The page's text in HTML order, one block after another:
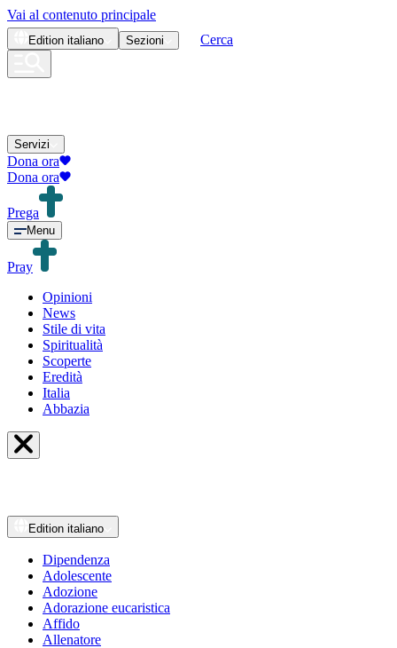
Vai al contenuto principale
Edition italiano Sezioni Cerca
Servizi
Dona ora
Dona ora
Prega
Menu
Pray
Opinioni
News
Stile di vita
Spiritualità
Scoperte
Eredità
Italia
Abbazia
Edition italiano
Dipendenza
Adolescente
Adozione
Adorazione eucaristica
Affido
Allenatore